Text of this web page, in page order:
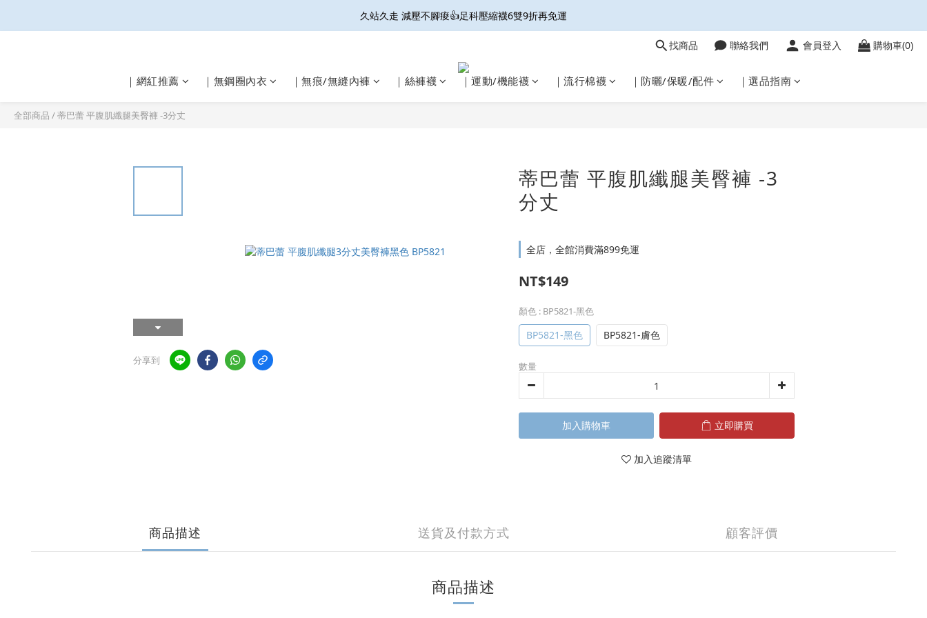
接住妳的微滲尷尬! 防輕漏抗菌內褲 6件9折免運
久站久走 減壓不腳痠👍足科壓縮襪6雙9折再免運
接住妳的微滲尷尬! 防輕漏抗菌內褲 6件9折免運
找商品 聯絡我們 會員登入 購物車(0)
｜網紅推薦 ｜無鋼圈內衣 ｜無痕/無縫內褲 ｜絲褲襪 ｜運動/機能襪 ｜流行棉襪 ｜防曬/保暖/配件 ｜選品指南
全部商品 /蒂巴蕾 平腹肌纖腿美臀褲 -3分丈
分享到
蒂巴蕾 平腹肌纖腿美臀褲 -3
分丈
全店，全館消費滿899免運
NT$149
顏色 : BP5821-黑色
BP5821-黑色 BP5821-膚色
數量
加入購物車 立即購買
加入追蹤清單
商品描述 送貨及付款方式 顧客評價
商品描述